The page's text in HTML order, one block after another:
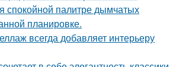
спокойной палитре дымчатых
планировке.
всегда добавляет интерьеру